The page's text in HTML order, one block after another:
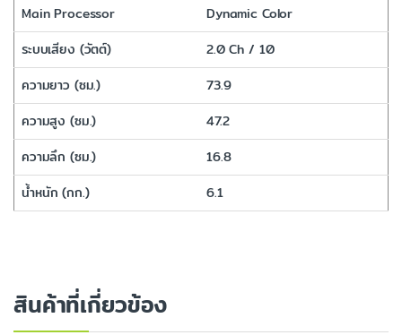
สินค้าที่เกี่ยวข้อง
Main Processor
Dynamic Color
ระบบเสียง (วัตต์)
2.0 Ch / 10
ความยาว (ซม.)
73.9
ความสูง (ซม.)
47.2
ความลึก (ซม.)
16.8
น้ำหนัก (กก.)
6.1